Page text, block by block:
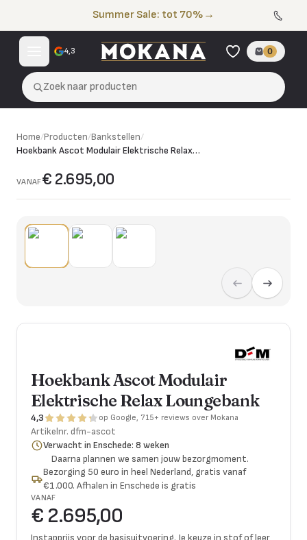
Summer Sale: tot 70% →
4,3 0
Zoek naar producten
Home/Producten/Bankstellen/
Hoekbank Ascot Modulair Elektrische Relax Loungebank
VANAF€ 2.695,00
Hoekbank Ascot Modulair
Elektrische Relax Loungebank
4,3 op Google, 715+ reviews over Mokana
Artikelnr. dfm-ascot
Verwacht in Enschede: 8 weken
Daarna plannen we samen jouw bezorgmoment.
Bezorging 50 euro in heel Nederland, gratis vanaf
€1.000. Afhalen in Enschede is gratis
VANAF
€ 2.695,00
Instapprijs voor de basisuitvoering. Je keuze in stof of leer